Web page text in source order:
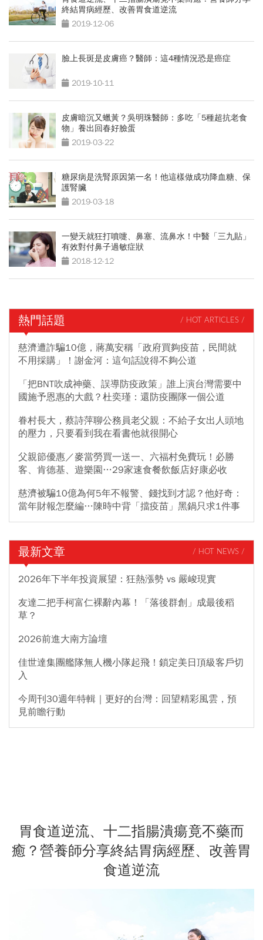
終結胃病經歷、改善胃食道逆流
2019-12-06
臉上長斑是皮膚癌？醫師：這4種情況恐是癌症
2019-10-11
皮膚暗沉又蠟黃？吳明珠醫師：多吃「5種超抗老食
物」養出回春好臉蛋
2019-03-22
糖尿病是洗腎原因第一名！他這樣做成功降血糖、保
護腎臟
2019-03-18
一變天就狂打噴嚏、鼻塞、流鼻水！中醫「三九貼」
有效對付鼻子過敏症狀
2018-12-12
熱門話題 / HOT ARTICLES /
慈濟遭詐騙10億，蔣萬安稱「政府買夠疫苗，民間就
不用採購」！謝金河：這句話說得不夠公道
「把BNT吹成神藥、誤導防疫政策」誰上演台灣需要中
國施予恩惠的大戲？杜奕瑾：還防疫團隊一個公道
眷村長大，蔡詩萍聊公務員老父親：不給子女出人頭地
的壓力，只要看到我在看書他就很開心
父親節優惠／麥當勞買一送一、六福村免費玩！必勝
客、肯德基、遊樂園…29家速食餐飲飯店好康必收
慈濟被騙10億為何5年不報警、錢找到才認？他好奇：
當年財報怎麼編…陳時中背「擋疫苗」黑鍋只求1件事
最新文章 / HOT NEWS /
2026年下半年投資展望：狂熱漲勢 vs 嚴峻現實
友達二把手柯富仁裸辭內幕！「落後群創」成最後稻
草？
2026前進大南方論壇
佳世達集團艦隊無人機小隊起飛！鎖定美日頂級客戶切
入
今周刊30週年特輯｜更好的台灣：回望精彩風雲，預
見前瞻行動
胃食道逆流、十二指腸潰瘍竟不藥而
癒？營養師分享終結胃病經歷、改善胃
食道逆流